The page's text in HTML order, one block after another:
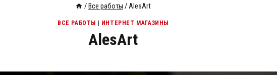
/ Все работы /AlesArt
ВСЕ РАБОТЫ | ИНТЕРНЕТ МАГАЗИНЫ
AlesArt